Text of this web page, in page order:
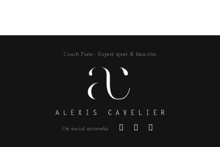
Coach Paris - Expert sport & bien-être
On social networks